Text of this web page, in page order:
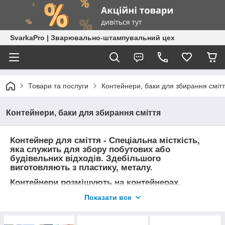
SvarkaPro | Зварювально-штампувальний цех
Товари та послуги Контейнери, баки для збирання
Контейнери, баки для збирання сміття
Контейнер для сміття - Спеціальна місткість,
яка служить для збору побутових або
будівельних відходів. Здебільшого
виготовляють з пластику, металу.
Контейнери розміщують на контейнерах.
декілька категорій:Показати все